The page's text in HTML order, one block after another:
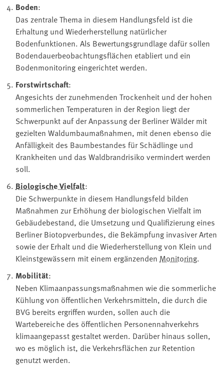
Boden:
Das zentrale Thema in diesem Handlungsfeld ist die
Erhaltung und Wiederherstellung natürlicher
Bodenfunktionen. Als Bewertungsgrundlage dafür sollen
Bodendauerbeobachtungsflächen etabliert und ein
Bodenmonitoring eingerichtet werden.
Forstwirtschaft:
Angesichts der zunehmenden Trockenheit und der hohen
sommerlichen Temperaturen in der Region liegt der
Schwerpunkt auf der Anpassung der Berliner Wälder mit
gezielten Waldumbaumaßnahmen, mit denen ebenso die
Anfälligkeit des Baumbestandes für Schädlinge und
Krankheiten und das Waldbrandrisiko vermindert werden
soll.
Biologische Vielfalt:
Die Schwerpunkte in diesem Handlungsfeld bilden
Maßnahmen zur Erhöhung der biologischen Vielfalt im
Gebäudebestand, die Umsetzung und Qualifizierung eines
Berliner Biotopverbundes, die Bekämpfung invasiver Arten
sowie der Erhalt und die Wiederherstellung von Klein und
Kleinstgewässern mit einem ergänzenden ⁠ Monitoring⁠.
Mobilität:
Neben Klimaanpassungsmaßnahmen wie die sommerliche
Kühlung von öffentlichen Verkehrsmitteln, die durch die
BVG bereits ergriffen wurden, sollen auch die
Wartebereiche des öffentlichen Personennahverkehrs
klimaangepasst gestaltet werden. Darüber hinaus sollen,
wo es möglich ist, die Verkehrsflächen zur Retention
genutzt werden.